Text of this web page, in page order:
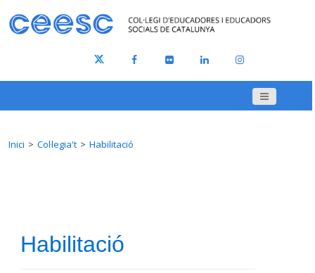
Inici Col·legia't Habilitació
Habilitació